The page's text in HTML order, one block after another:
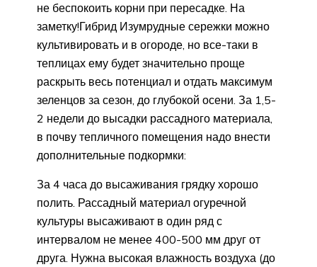
не беспокоить корни при пересадке. На
заметку!Гибрид Изумрудные сережки можно
культивировать и в огороде, но все-таки в
теплицах ему будет значительно проще
раскрыть весь потенциал и отдать максимум
зеленцов за сезон, до глубокой осени. За 1,5-
2 недели до высадки рассадного материала,
в почву тепличного помещения надо внести
дополнительные подкормки:
За 4 часа до высаживания грядку хорошо
полить. Рассадный материал огуречной
культуры высаживают в один ряд с
интервалом не менее 400-500 мм друг от
друга. Нужна высокая влажность воздуха (до